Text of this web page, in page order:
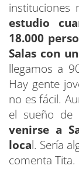
instituciones
estudio
18.000
Salas con
llegamos a
Hay gente
no es fácil.
el sueño de
venirse a
local. Sería
comenta Tita.